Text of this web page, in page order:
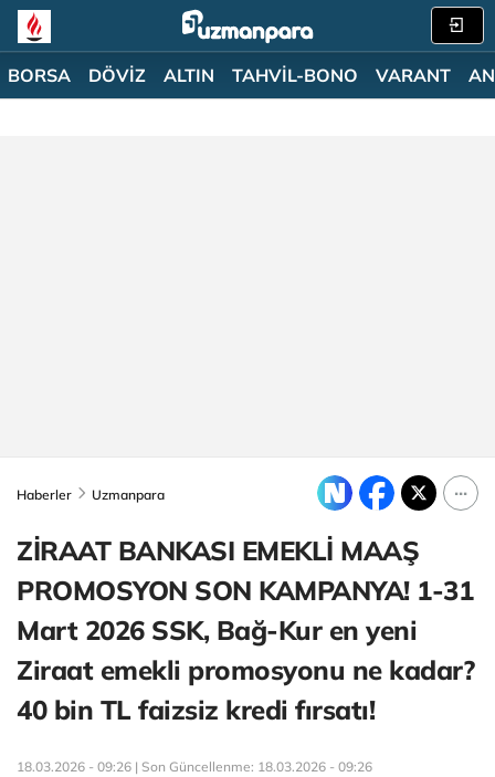
BORSA DÖVİZ ALTIN TAHVİL-BONO VARANT
Haberler Uzmanpara
ZİRAAT BANKASI EMEKLİ MAAŞ
PROMOSYON SON KAMPANYA! 1-31
Mart 2026 SSK, Bağ-Kur en yeni
Ziraat emekli promosyonu ne kadar?
40 bin TL faizsiz kredi fırsatı!
18.03.2026 - 09:26 | Son Güncellenme: 18.03.2026 - 09:26